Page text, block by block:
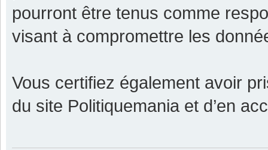
pourront être tenus comme
visant à compromettre les
Vous certifiez également avoir
du site Politiquemania et d’en